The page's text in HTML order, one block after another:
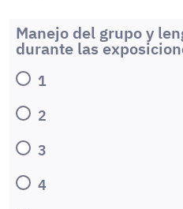
Manejo del grupo y
durante las
1
2
3
4